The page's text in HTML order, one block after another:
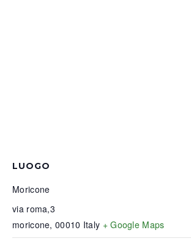
LUOGO
Moricone
via roma,3
moricone, 00010 Italy + Google Maps